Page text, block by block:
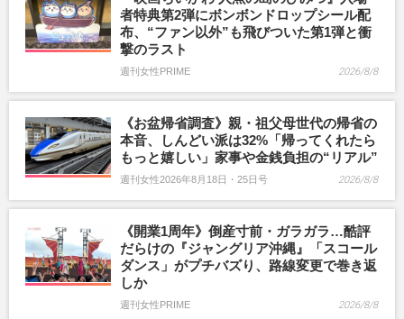
者特典第2弾にボンボンドロップシール配
布、“ファン以外”も飛びついた第1弾と衝
撃のラスト
週刊女性PRIME 2026/8/8
《お盆帰省調査》親・祖父母世代の帰省の
本音、しんどい派は32%「帰ってくれたら
もっと嬉しい」家事や金銭負担の“リアル”
週刊女性2026年8月18日・25日号 2026/8/8
《開業1周年》倒産寸前・ガラガラ…酷評
だらけの『ジャングリア沖縄』「スコール
ダンス」がプチバズり、路線変更で巻き返
しか
週刊女性PRIME 2026/8/8